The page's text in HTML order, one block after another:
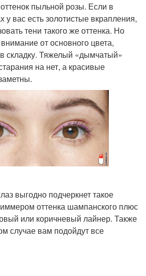
пыльной розы. Если в
у вас есть золотистые вкрапления,
тени такого же оттенка. Но
от основного цвета,
складку. Тяжелый «дымчатый»
на нет, а красивые
выгодно подчеркнет такое
оттенка шампанского плюс
или коричневый лайнер. Также
случае вам подойдут все